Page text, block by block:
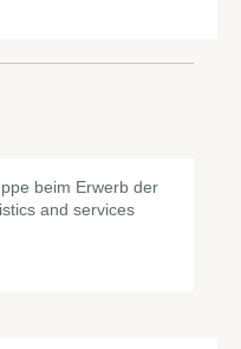
beim Erwerb der
and services